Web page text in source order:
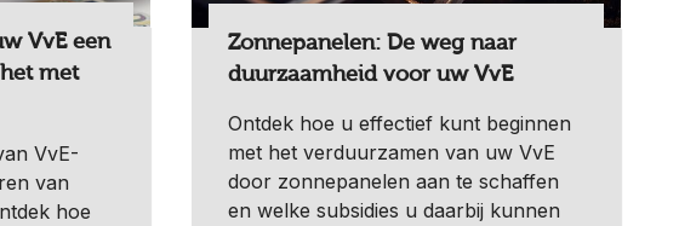
VvE een
met
VvE-
van
hoe
Zonnepanelen: De weg naar
duurzaamheid voor uw VvE
Ontdek hoe u effectief kunt beginnen
met het verduurzamen van uw VvE
door zonnepanelen aan te schaffen
en welke subsidies u daarbij kunnen